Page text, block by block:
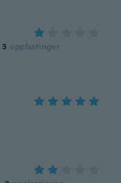
3 opplastinger